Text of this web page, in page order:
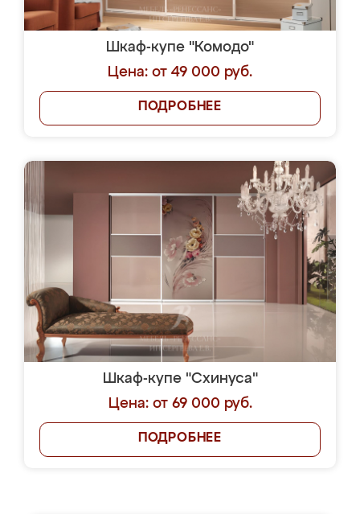
Шкаф-купе "Комодо"
Цена: от 49 000 руб.
ПОДРОБНЕЕ
Шкаф-купе "Схинуса"
Цена: от 69 000 руб.
ПОДРОБНЕЕ